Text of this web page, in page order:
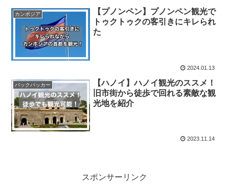
カンボジア
【プノンペン】プノンペン観光で
トゥクトゥクの客引きにキレられ
た
2024.01.13
バックパッカー
【ハノイ】ハノイ観光のススメ！
旧市街から徒歩で回れる素敵な観
光地を紹介
2023.11.14
スポンサーリンク